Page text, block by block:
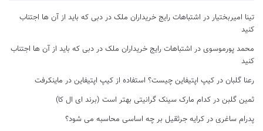
تینا امیربختیار در اشتباهات رایج خریداران ملک در دبی که باید از آن ها اجتناب
کنید
محمد پورموسوی در اشتباهات رایج خریداران ملک در دبی که باید از آن ها اجتناب
کنید
رعنا گلبان در کیپ اپتیفاین چیست؟ استفاده از کیپ اپتیفاین در ماینکرفت
ثمین گلبن در کدام مارک سینک گرانیتی بهتر است (برند ای ال کا)
پدرام ساغری در کرایه جرثقیل بر چه اساسی محاسبه می شود؟